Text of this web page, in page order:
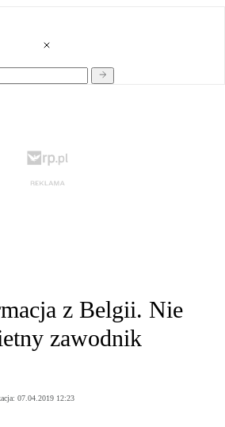
z Belgii. Nie
zawodnik
07.04.2019 12:23